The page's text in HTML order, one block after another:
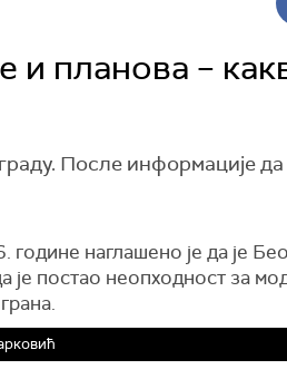
и планова –
После информације
године наглашено је да је
је постао неопходност за